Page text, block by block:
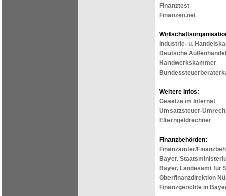
Finanztest
Finanzen.net
Industrie- u.
Deutsche
Handwerkskammer
Weitere Infos:
Gesetze im Internet
Umsatzsteuer-
Elterngeldrechner
Finanzbehörden:
Finanzämter/
Bayer.
Bayer. Landesamt für
Oberfinanzdirektion
Finanzgerichte in